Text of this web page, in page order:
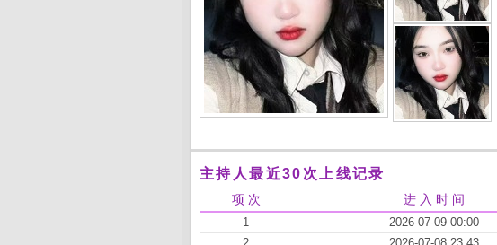
主持人最近30次上线记录
项 次 进 入 时 间
1 2026-07-09 00:00